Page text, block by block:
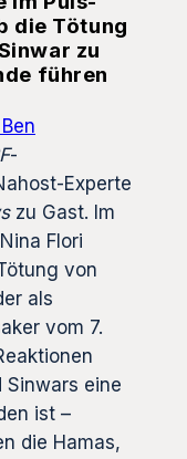
die Tötung
zu
führen
-
Experte
zu Gast. Im
Flori
von
als
vom 7.
Sinwars eine
ist –
die Hamas,